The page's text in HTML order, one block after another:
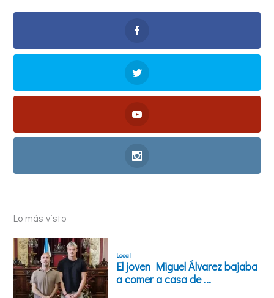
Lo más visto